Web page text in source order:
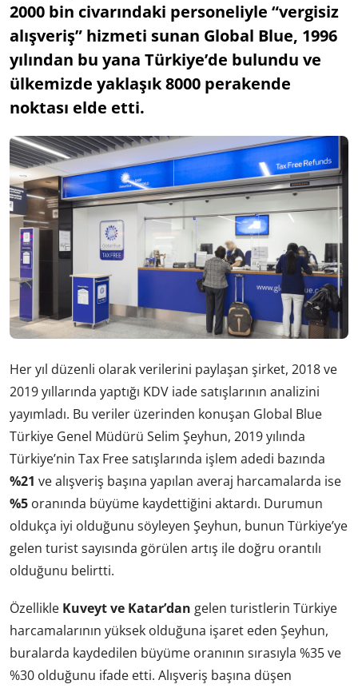
2000 bin civarındaki personeliyle “vergisiz
alışveriş” hizmeti sunan Global Blue, 1996
yılından bu yana Türkiye’de bulundu ve
ülkemizde yaklaşık 8000 perakende
noktası elde etti.
Her yıl düzenli olarak verilerini paylaşan şirket, 2018 ve
2019 yıllarında yaptığı KDV iade satışlarının analizini
yayımladı. Bu veriler üzerinden konuşan Global Blue
Türkiye Genel Müdürü Selim Şeyhun, 2019 yılında
Türkiye’nin Tax Free satışlarında işlem adedi bazında
%21 ve alışveriş başına yapılan averaj harcamalarda ise
%5 oranında büyüme kaydettiğini aktardı. Durumun
oldukça iyi olduğunu söyleyen Şeyhun, bunun Türkiye’ye
gelen turist sayısında görülen artış ile doğru orantılı
olduğunu belirtti.
Özellikle Kuveyt ve Katar’dan gelen turistlerin Türkiye
harcamalarının yüksek olduğuna işaret eden Şeyhun,
buralarda kaydedilen büyüme oranının sırasıyla %35 ve
%30 olduğunu ifade etti. Alışveriş başına düşen